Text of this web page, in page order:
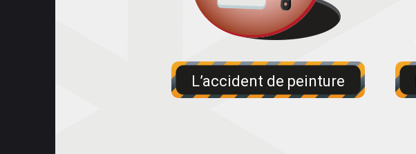
L’accident de peinture